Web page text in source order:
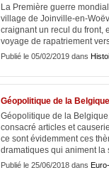
La Première guerre
village de Joinville-en-
craignant un recul du front,
voyage de rapatriement
Publié le 05/02/2019 dans
Géopolitique de la
Géopolitique de la
consacré articles et
ce sont évidemment ces
dramatiques qui animent la
Publié le 25/06/2018 dans